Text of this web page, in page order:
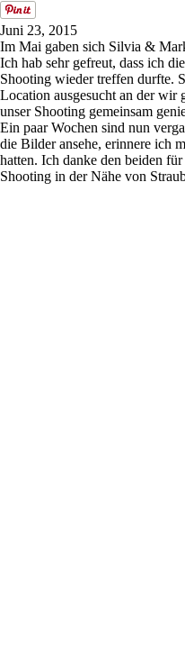
ME
NU
Juni 23, 2015
Im Mai gaben sich Silvia &
Ich hab sehr gefreut, dass ich
Shooting wieder treffen durfte.
Location ausgesucht an der wir
unser Shooting gemeinsam
Ein paar Wochen sind nun
die Bilder ansehe, erinnere ich
hatten. Ich danke den beiden
Shooting in der Nähe von